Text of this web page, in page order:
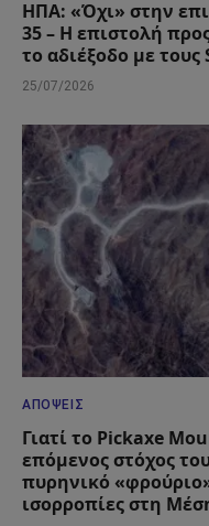
ΗΠΑ: «Όχι» στην
35 – Η επιστολή
το αδιέξοδο με τους
25/07/2026
ΑΠΌΨΕΙΣ
Γιατί το Pickaxe
επόμενος στόχος
πυρηνικό
ισορροπίες στη